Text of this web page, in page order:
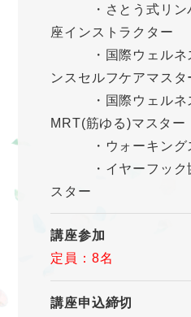
・さとう式リ
座インストラクター
・国際ウェルネ
ンスセルフケアマスタ
・国際ウェルネ
MRT(筋ゆる)マスター
・ウォーキングス
・イヤーフック
スター
講座参加
定員：8名
講座申込締切